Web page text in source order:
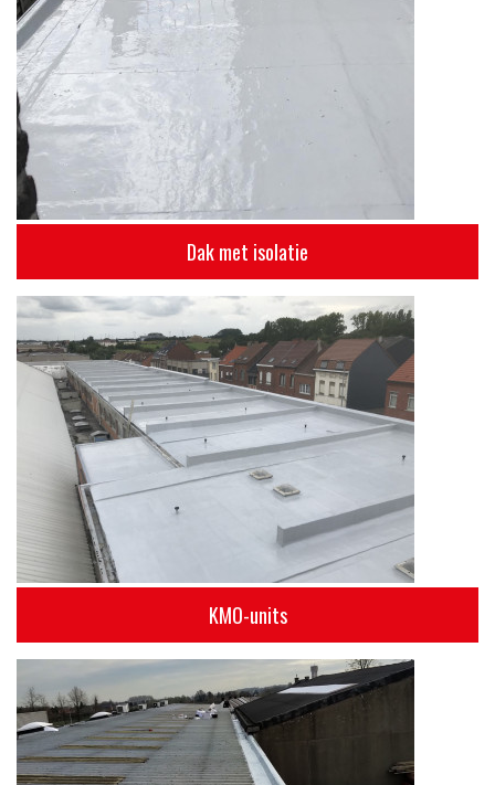
Dak met isolatie
KMO-units